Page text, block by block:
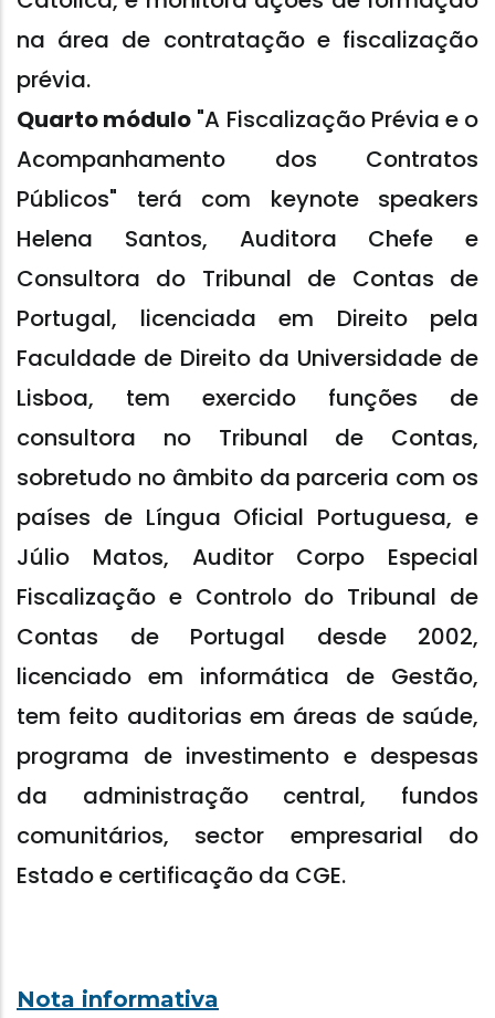
na área de contratação e fiscalização
prévia.
Quarto módulo "A Fiscalização Prévia e o
Acompanhamento dos Contratos
Públicos" terá com keynote speakers
Helena Santos, Auditora Chefe e
Consultora do Tribunal de Contas de
Portugal, licenciada em Direito pela
Faculdade de Direito da Universidade de
Lisboa, tem exercido funções de
consultora no Tribunal de Contas,
sobretudo no âmbito da parceria com os
países de Língua Oficial Portuguesa, e
Júlio Matos, Auditor Corpo Especial
Fiscalização e Controlo do Tribunal de
Contas de Portugal desde 2002,
licenciado em informática de Gestão,
tem feito auditorias em áreas de saúde,
programa de investimento e despesas
da administração central, fundos
comunitários, sector empresarial do
Estado e certificação da CGE.
Nota informativa